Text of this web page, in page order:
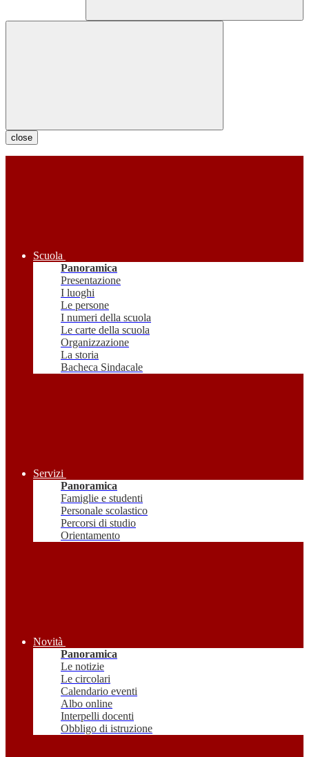
close
Scuola
Panoramica
Presentazione
I luoghi
Le persone
I numeri della scuola
Le carte della scuola
Organizzazione
La storia
Bacheca Sindacale
Servizi
Panoramica
Famiglie e studenti
Personale scolastico
Percorsi di studio
Orientamento
Novità
Panoramica
Le notizie
Le circolari
Calendario eventi
Albo online
Interpelli docenti
Obbligo di istruzione